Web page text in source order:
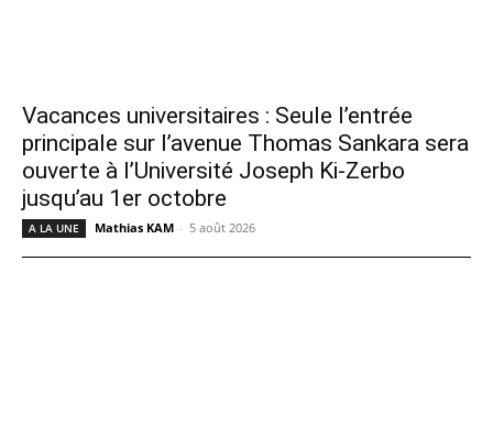
Vacances universitaires : Seule l’entrée
principale sur l’avenue Thomas Sankara sera
ouverte à l’Université Joseph Ki-Zerbo
jusqu’au 1er octobre
A LA UNE Mathias KAM - 5 août 2026